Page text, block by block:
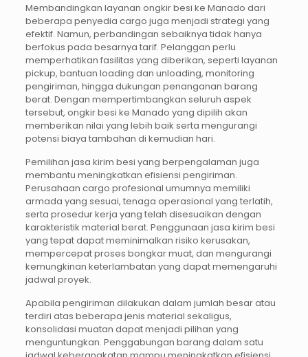
Membandingkan layanan ongkir besi ke Manado dari
beberapa penyedia cargo juga menjadi strategi yang
efektif. Namun, perbandingan sebaiknya tidak hanya
berfokus pada besarnya tarif. Pelanggan perlu
memperhatikan fasilitas yang diberikan, seperti layanan
pickup, bantuan loading dan unloading, monitoring
pengiriman, hingga dukungan penanganan barang
berat. Dengan mempertimbangkan seluruh aspek
tersebut, ongkir besi ke Manado yang dipilih akan
memberikan nilai yang lebih baik serta mengurangi
potensi biaya tambahan di kemudian hari.
Pemilihan jasa kirim besi yang berpengalaman juga
membantu meningkatkan efisiensi pengiriman.
Perusahaan cargo profesional umumnya memiliki
armada yang sesuai, tenaga operasional yang terlatih,
serta prosedur kerja yang telah disesuaikan dengan
karakteristik material berat. Penggunaan jasa kirim besi
yang tepat dapat meminimalkan risiko kerusakan,
mempercepat proses bongkar muat, dan mengurangi
kemungkinan keterlambatan yang dapat memengaruhi
jadwal proyek.
Apabila pengiriman dilakukan dalam jumlah besar atau
terdiri atas beberapa jenis material sekaligus,
konsolidasi muatan dapat menjadi pilihan yang
menguntungkan. Penggabungan barang dalam satu